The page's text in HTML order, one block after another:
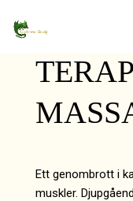
Ett genombrott i
muskler.